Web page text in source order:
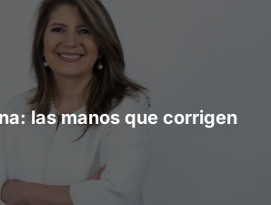
las manos que corrigen